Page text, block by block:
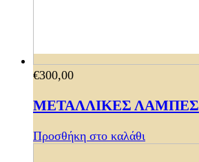
€300,00
ΜΕΤΑΛΛΙΚΕΣ ΛΑΜΠΕΣ
Προσθήκη στο καλάθι